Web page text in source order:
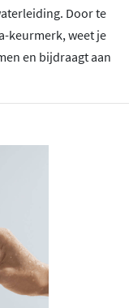
Door te
keurmerk, weet je
en bijdraagt aan